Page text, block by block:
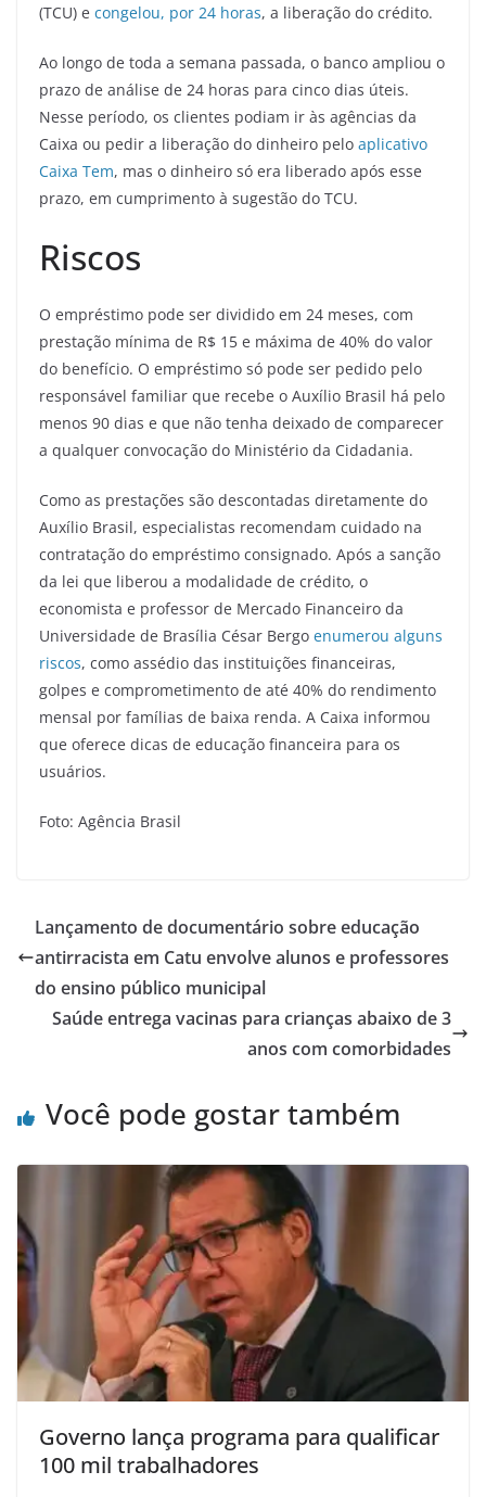
(TCU) e congelou, por 24 horas, a liberação do crédito.
Ao longo de toda a semana passada, o banco ampliou o
prazo de análise de 24 horas para cinco dias úteis.
Nesse período, os clientes podiam ir às agências da
Caixa ou pedir a liberação do dinheiro pelo aplicativo
Caixa Tem, mas o dinheiro só era liberado após esse
prazo, em cumprimento à sugestão do TCU.
Riscos
O empréstimo pode ser dividido em 24 meses, com
prestação mínima de R$ 15 e máxima de 40% do valor
do benefício. O empréstimo só pode ser pedido pelo
responsável familiar que recebe o Auxílio Brasil há pelo
menos 90 dias e que não tenha deixado de comparecer
a qualquer convocação do Ministério da Cidadania.
Como as prestações são descontadas diretamente do
Auxílio Brasil, especialistas recomendam cuidado na
contratação do empréstimo consignado. Após a sanção
da lei que liberou a modalidade de crédito, o
economista e professor de Mercado Financeiro da
Universidade de Brasília César Bergo enumerou alguns
riscos, como assédio das instituições financeiras,
golpes e comprometimento de até 40% do rendimento
mensal por famílias de baixa renda. A Caixa informou
que oferece dicas de educação financeira para os
usuários.
Foto: Agência Brasil
Lançamento de documentário sobre educação
antirracista em Catu envolve alunos e professores
do ensino público municipal
Saúde entrega vacinas para crianças abaixo de 3
anos com comorbidades
Você pode gostar também
Governo lança programa para qualificar
100 mil trabalhadores